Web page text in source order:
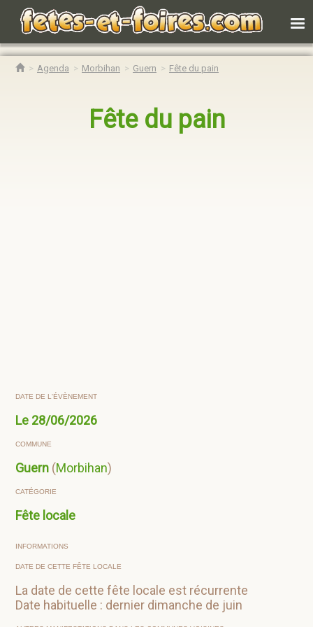
Agenda Morbihan Guern Fête du pain
Fête du pain
DATE DE L'ÉVÈNEMENT
Le 28/06/2026
COMMUNE
Guern (Morbihan)
CATÉGORIE
Fête locale
INFORMATIONS
DATE DE CETTE FÊTE LOCALE
La date de cette fête locale est récurrente
Date habituelle : dernier dimanche de juin